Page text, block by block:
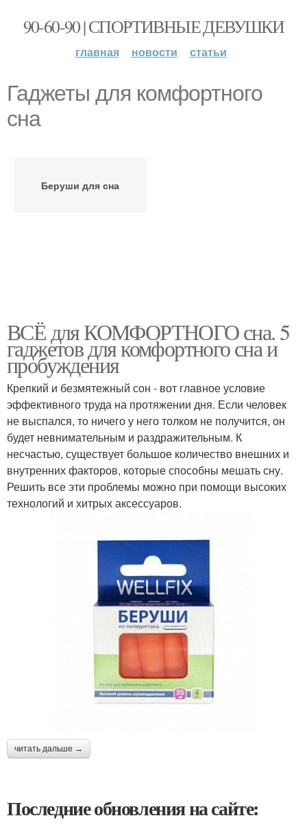
90-60-90 | СПОРТИВНЫЕ ДЕВУШКИ
главная новости статьи
Гаджеты для комфортного
сна
Беруши для сна
ВСЁ для КОМФОРТНОГО сна. 5
гаджетов для комфортного сна и
пробуждения
Крепкий и безмятежный сон - вот главное условие
эффективного труда на протяжении дня. Если человек
не выспался, то ничего у него толком не получится, он
будет невнимательным и раздражительным. К
несчастью, существует большое количество внешних и
внутренних факторов, которые способны мешать сну.
Решить все эти проблемы можно при помощи высоких
технологий и хитрых аксессуаров.
читать дальше →
Последние обновления на сайте: